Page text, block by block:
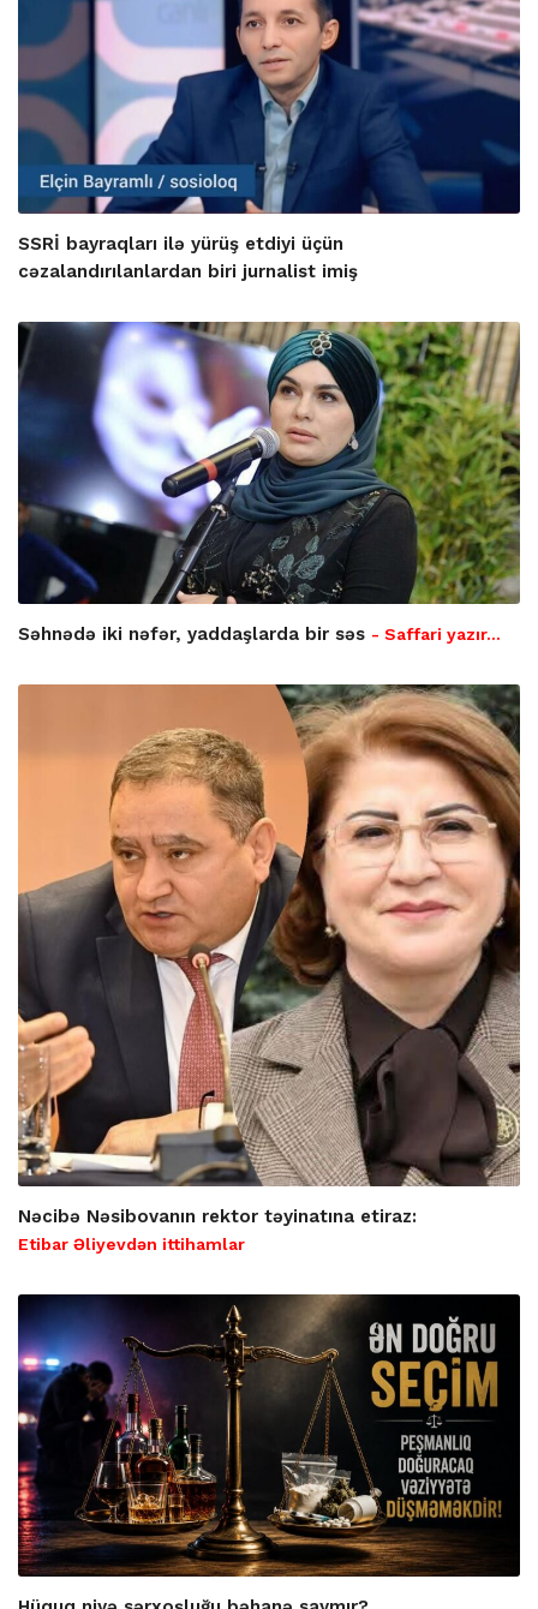
SSRİ bayraqları ilə yürüş etdiyi üçün
cəzalandırılanlardan biri jurnalist imiş
Səhnədə iki nəfər, yaddaşlarda bir səs - Saffari yazır…
Nəcibə Nəsibovanın rektor təyinatına etiraz:
Etibar Əliyevdən ittihamlar